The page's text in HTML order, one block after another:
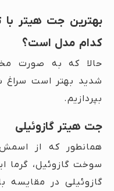
بهترین جت هیتر با
کدام مدل است؟
حالا که به صورت
شدید بهتر است سراغ
بپردازیم.
جت هیتر گازوئیلی
همانطور که از
سوخت گازوئیل،
گازوئیلی در مقایسه